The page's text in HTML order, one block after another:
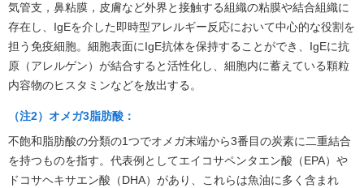
気管支，鼻粘膜，皮膚など外界と接触する組織の粘膜や結合組織に
存在し、IgEを介した即時型アレルギー反応において中心的な役割を
担う免疫細胞。細胞表面にIgE抗体を保持することができ、IgEに抗
原（アレルゲン）が結合すると活性化し、細胞内に蓄えている顆粒
内容物のヒスタミンなどを放出する。
（注2）オメガ3脂肪酸：
不飽和脂肪酸の分類の1つでオメガ末端から3番目の炭素に二重結合
を持つものを指す。代表例としてエイコサペンタエン酸（EPA）や
ドコサヘキサエン酸（DHA）があり、これらは魚油に多く含まれ